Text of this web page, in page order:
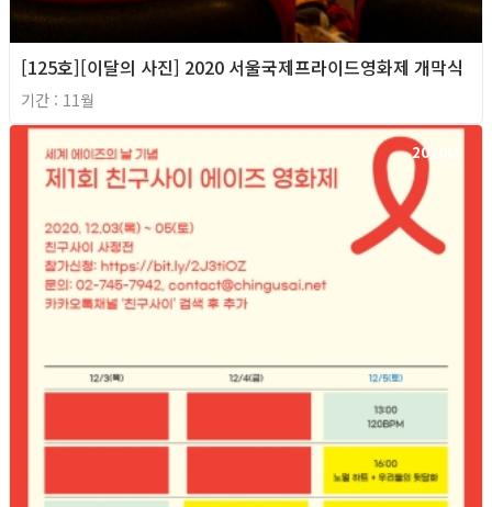
[125호][이달의 사진] 2020 서울국제프라이드영화제 개막식
기간 : 11월
2020년